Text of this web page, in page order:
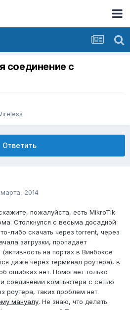
соединение с
Ответить
2014
пожалуйста, есть MikroTik
Столкнулся с весьма досадной
либо скачать через torrent, через
загрузки, пропадает
на портах в Винбоксе
даже через терминал роутера), в
ошибках нет. Помогает только
соединении компьютера с сетью
роутера, таких проблем нет.
мануалу. Не знаю, что делать.